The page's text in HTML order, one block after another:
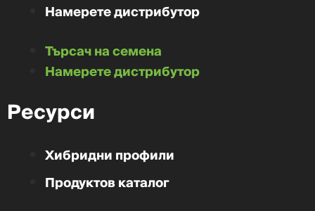
Намерете дистрибутор
Търсач на семена
Намерете дистрибутор
Ресурси
Хибридни профили
Продуктов каталог